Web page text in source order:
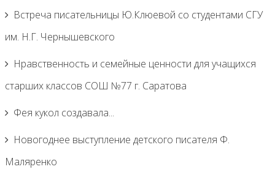
Встреча писательницы Ю.Клюевой со студентами СГУ
им. Н.Г. Чернышевского
Нравственность и семейные ценности для учащихся
старших классов СОШ №77 г. Саратова
Фея кукол создавала...
Новогоднее выступление детского писателя Ф.
Маляренко